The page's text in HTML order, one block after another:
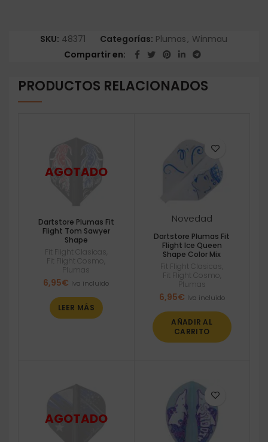
SKU: 48371 Categorías: Plumas, Winmau
Compartir en
PRODUCTOS RELACIONADOS
Dartstore Plumas Fit
Flight Tom Sawyer
Shape
Fit Flight Clasicas
Fit Flight Cosmo
Plumas
6,95€ Iva incluido
LEER MÁS
Novedad
Dartstore Plumas Fit
Flight Ice Queen
Shape Color Mix
Fit Flight Clasicas
Fit Flight Cosmo
Plumas
6,95€ Iva incluido
AÑADIR AL
CARRITO